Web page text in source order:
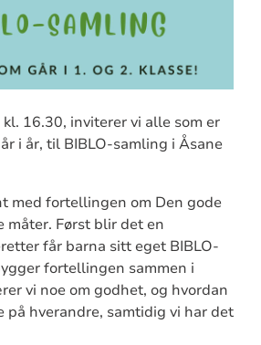
16.30, inviterer vi alle som er
i år, til BIBLO-samling i Åsane
med fortellingen om Den gode
måter. Først blir det en
får barna sitt eget BIBLO-
fortellingen sammen i
vi noe om godhet, og hvordan
på hverandre, samtidig vi har det